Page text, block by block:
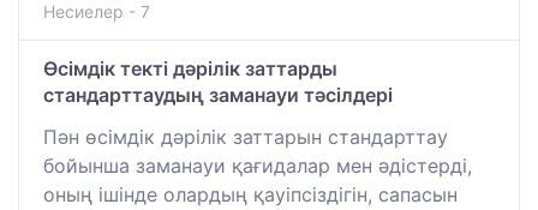
Несиелер - 7
Өсімдік текті дәрілік заттарды
стандарттаудың заманауи тәсілдері
Пән өсімдік дәрілік заттарын стандарттау
бойынша заманауи қағидалар мен әдістерді,
оның ішінде олардың қауіпсіздігін, сапасын